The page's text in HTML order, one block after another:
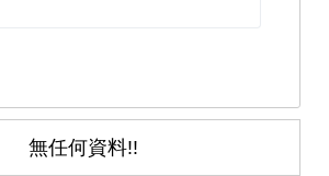
無任何資料!!